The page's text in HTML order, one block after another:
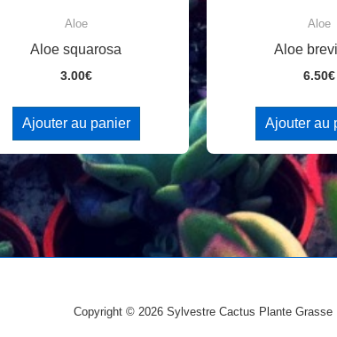
Aloe
Aloe squarosa
3.00€
Ajouter au panier
Aloe
Aloe
6.50€
Ajouter au
Copyright © 2026 Sylvestre Cactus Plante Grasse